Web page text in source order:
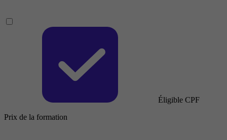
Éligible CPF
Prix de la formation